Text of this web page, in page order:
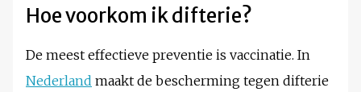
Hoe voorkom ik difterie?
De meest effectieve preventie is vaccinatie. In
Nederland maakt de bescherming tegen difterie